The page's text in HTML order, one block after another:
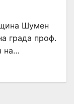
Шумен
града проф.
на…